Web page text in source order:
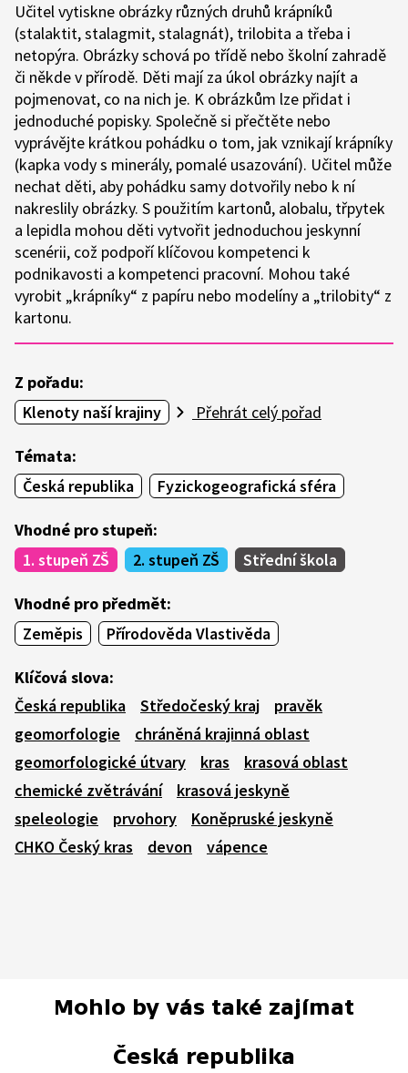
Učitel vytiskne obrázky různých druhů krápníků
(stalaktit, stalagmit, stalagnát), trilobita a třeba i
netopýra. Obrázky schová po třídě nebo školní zahradě
či někde v přírodě. Děti mají za úkol obrázky najít a
pojmenovat, co na nich je. K obrázkům lze přidat i
jednoduché popisky. Společně si přečtěte nebo
vyprávějte krátkou pohádku o tom, jak vznikají krápníky
(kapka vody s minerály, pomalé usazování). Učitel může
nechat děti, aby pohádku samy dotvořily nebo k ní
nakreslily obrázky. S použitím kartonů, alobalu, třpytek
a lepidla mohou děti vytvořit jednoduchou jeskynní
scenérii, což podpoří klíčovou kompetenci k
podnikavosti a kompetenci pracovní. Mohou také
vyrobit „krápníky“ z papíru nebo modelíny a „trilobity“ z
kartonu.
Z pořadu:
Klenoty naší krajiny
Přehrát celý pořad
Témata:
Česká republika
Fyzickogeografická sféra
Vhodné pro stupeň:
1. stupeň ZŠ
2. stupeň ZŠ Střední škola
Vhodné pro předmět:
Zeměpis
Přírodověda Vlastivěda
Klíčová slova:
Česká republika
Středočeský kraj
pravěk
geomorfologie
chráněná krajinná oblast
geomorfologické útvary
kras
krasová oblast
chemické zvětrávání
krasová jeskyně
speleologie
prvohory
Koněpruské jeskyně
CHKO Český kras
devon vápence
Mohlo by vás také zajímat
Česká republika